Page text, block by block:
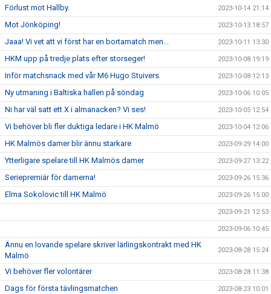
Förlust mot Hallby. 2023-10-14 21:14
Mot Jönköping! 2023-10-13 18:57
Jaaa! Vi vet att vi först har en bortamatch men... 2023-10-11 13:30
HKM upp på tredje plats efter storseger! 2023-10-08 19:19
Inför matchsnack med vår M6 Hugo Stuivers 2023-10-08 12:13
Ny utmaning i Baltiska hallen på söndag 2023-10-06 10:05
Ni har väl satt ett X i almanacken? Vi ses! 2023-10-05 12:54
Vi behöver bli fler duktiga ledare i HK Malmö 2023-10-04 12:06
HK Malmös damer blir ännu starkare 2023-09-29 14:00
Ytterligare spelare till HK Malmös damer 2023-09-27 13:22
Seriepremiär för damerna! 2023-09-26 15:36
Elma Sokolovic till HK Malmö 2023-09-26 15:00
2023-09-21 12:53
2023-09-06 10:45
Ännu en lovande spelare skriver lärlingskontrakt med HK
Malmö
2023-08-28 15:24
Vi behöver fler volontärer 2023-08-28 11:38
Dags för första tävlingsmatchen 2023-08-23 10:01